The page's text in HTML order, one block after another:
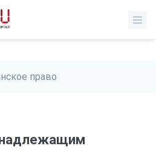
право
надлежащим